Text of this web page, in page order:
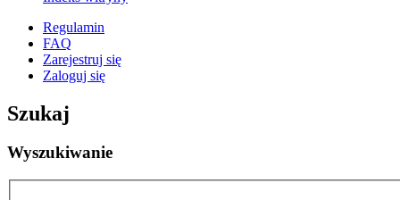
Regulamin
FAQ
Zarejestruj się
Zaloguj się
Szukaj
Wyszukiwanie